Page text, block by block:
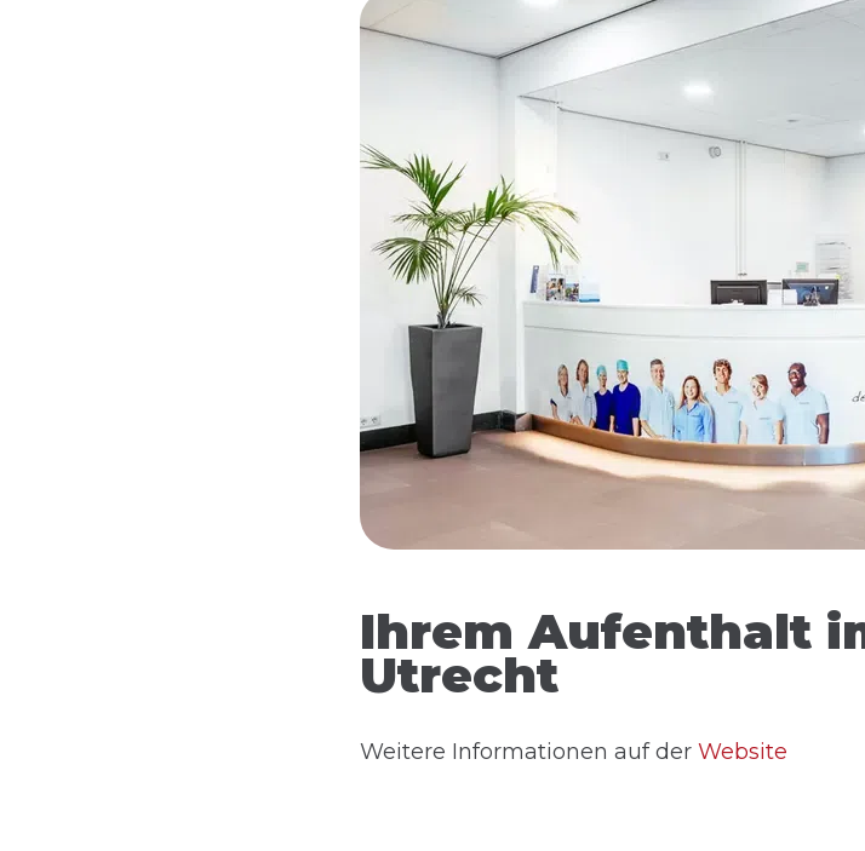
Ihrem Aufenthalt
Utrecht
Weitere Informationen auf derWebsite